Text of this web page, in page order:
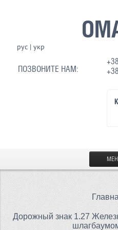
рус| укр
ПОЗВОНИТЕ НАМ:
Дорожный знак 1.27